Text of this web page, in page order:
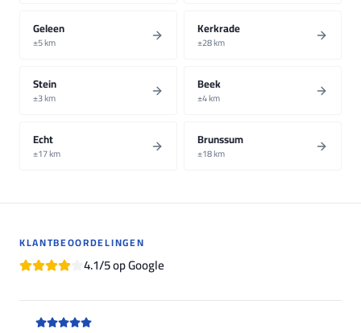
Geleen
±5km
Kerkrade
±28km
Stein
±3km
Beek
±4km
Echt
±17km
Brunssum
±18km
KLANTBEOORDELINGEN
4.1/5op Google